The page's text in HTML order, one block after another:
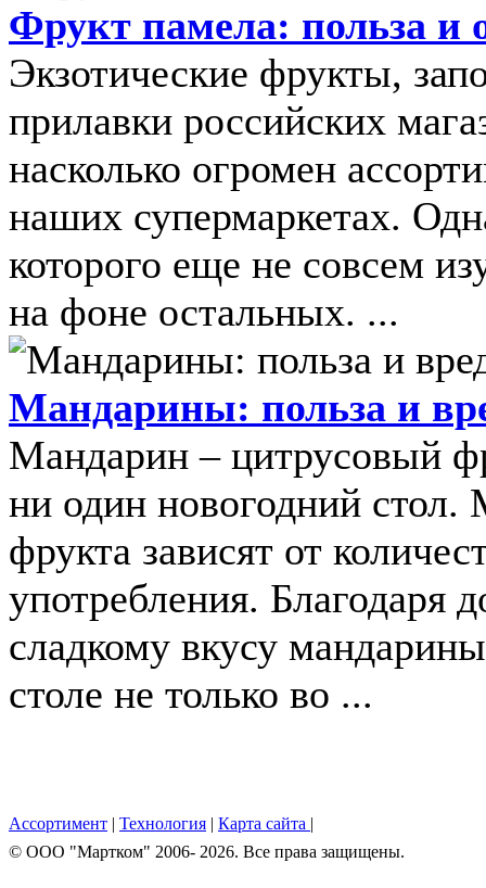
Фрукт памела: польза и
Экзотические фрукты,
прилавки российских
насколько огромен
наших супермаркетах.
которого еще не совсем
на фоне остальных. ...
Мандарины: польза и
Мандарин – цитрусовый
ни один новогодний стол.
фрукта зависят от
употребления. Благодаря
сладкому вкусу
столе не только во ...
Ассортимент | Технология | Карта сайта |
© OOO "Мартком" 2006- 2026. Все права защищены.